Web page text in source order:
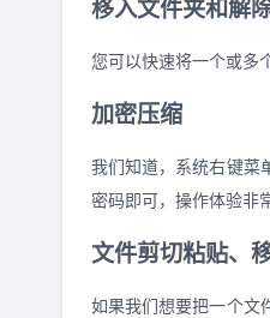
移入文件夹和解
您可以快速将一个或多
加密压缩
我们知道，系统右键菜
密码即可，操作体验非
文件剪切粘贴、
如果我们想要把一个文